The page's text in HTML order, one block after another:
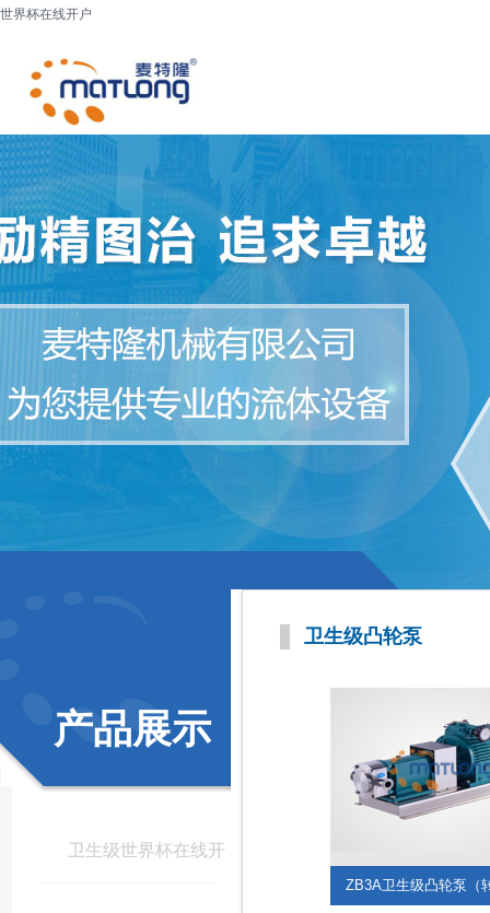
世界杯在线开户
网站世界杯在线开户
世界杯在线开户-世界杯(中国)
产品展示
卫生级世界杯在线开
卫生级凸轮泵
ZB3A卫生级凸轮泵（